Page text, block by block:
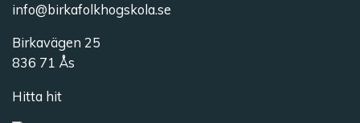
info@birkafolkhogskola.se
Birkavägen 25
836 71 Ås
Hitta hit